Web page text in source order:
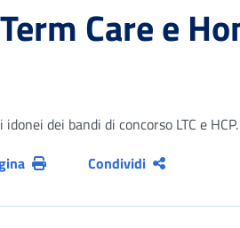
Care e
dei bandi di concorso LTC e HCP.
Condividi